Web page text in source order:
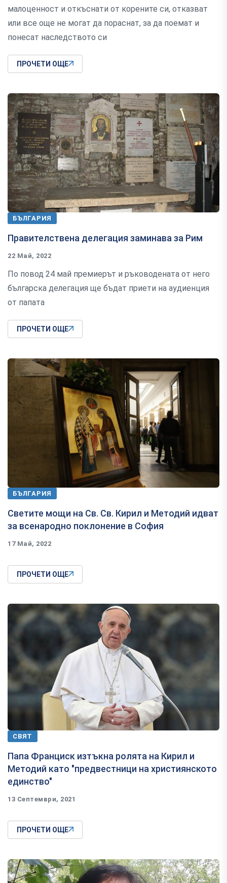
малоценност и откъснати от корените си, отказват
или все още не могат да пораснат, за да поемат и
понесат наследството си
ПРОЧЕТИ ОЩЕ
БЪЛГАРИЯ
Правителствена делегация заминава за Рим
22 Май, 2022
По повод 24 май премиерът и ръководената от него
българска делегация ще бъдат приети на аудиенция
от папата
ПРОЧЕТИ ОЩЕ
БЪЛГАРИЯ
Светите мощи на Св. Св. Кирил и Методий идват
за всенародно поклонение в София
17 Май, 2022
ПРОЧЕТИ ОЩЕ
СВЯТ
Папа Франциск изтъкна ролята на Кирил и
Методий като "предвестници на християнското
единство"
13 Септември, 2021
ПРОЧЕТИ ОЩЕ